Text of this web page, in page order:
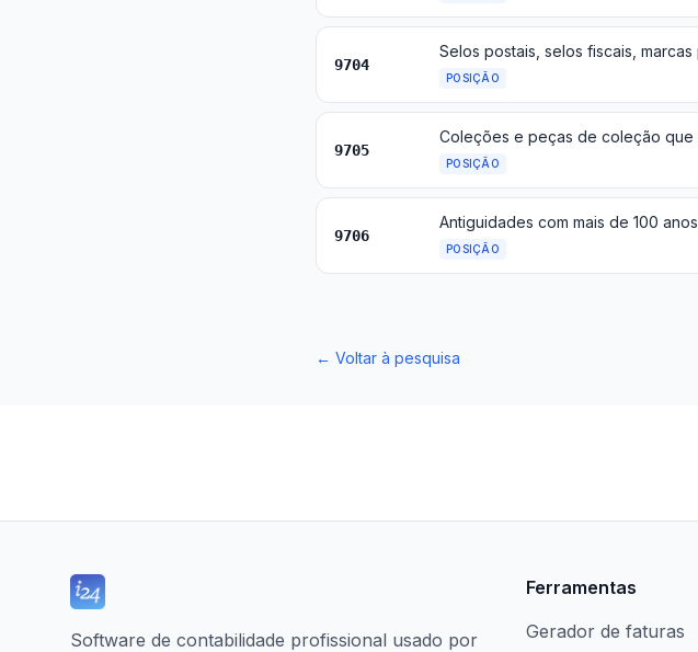
9704
POSIÇÃO
9705
POSIÇÃO
9706
Antiguidades com mais de 100 anos
POSIÇÃO
← Voltar à pesquisa
Software de contabilidade profissional usado por
Ferramentas
Gerador de faturas